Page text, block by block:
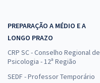
PREPARAÇÃO A MÉDIO E A
LONGO PRAZO
CRP SC - Conselho Regional de
Psicologia - 12ª Região
SEDF - Professor Temporário